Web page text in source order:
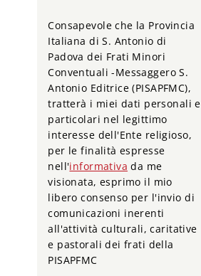
Consapevole che la Provincia
Italiana di S. Antonio di
Padova dei Frati Minori
Conventuali -Messaggero S.
Antonio Editrice (PISAPFMC),
tratterà i miei dati personali e
particolari nel legittimo
interesse dell'Ente religioso,
per le finalità espresse
nell'informativa da me
visionata, esprimo il mio
libero consenso per l'invio di
comunicazioni inerenti
all'attività culturali, caritative
e pastorali dei frati della
PISAPFMC